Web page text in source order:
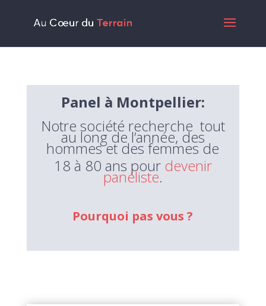
Panel à Montpellier:
Notre société recherche tout
au long de l’année, des
hommes et des femmes de
18 à 80 ans pour devenir
panéliste.
Pourquoi pas vous ?